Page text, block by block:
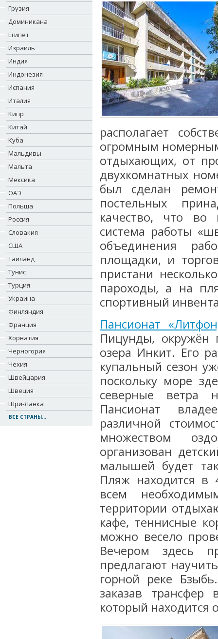
Грузия
Доминикана
Египет
Израиль
Индия
Индонезия
Испания
Италия
Кипр
Китай
Куба
Мальдивы
Мальта
Мексика
ОАЭ
Польша
Россия
Словакия
США
Таиланд
Тунис
Турция
Украина
Финляндия
Франция
Хорватия
Черногория
Чехия
Швейцария
Швеция
Шри-Ланка
ВСЕ СТРАНЫ...
располагает
огромным
отдыхающих, от
двухкомнатных
был сделан
постельных
качество, что во
система работы
объединения
площадки, и
пристани
пароходы, а на
спортивный
Пансионат
Пицунды, окружён
озера Инкит. Его
купальный сезон
поскольку море
северные ветра
Пансионат
различной
множеством
организован
малышей будет
Пляж находится в
всем
территории
кафе, теннисные
можно весело
Вечером здесь
предлагают
горной реке
заказав
который находится